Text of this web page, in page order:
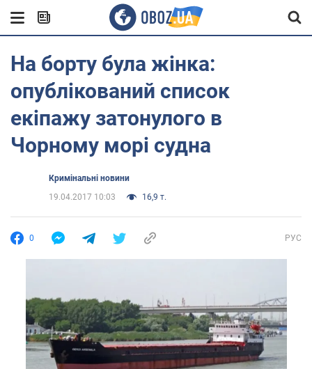
На борту була жінка:
опублікований список
екіпажу затонулого в
Чорному морі судна
Кримінальні новини
19.04.2017 10:03
16,9 т.
0 РУС